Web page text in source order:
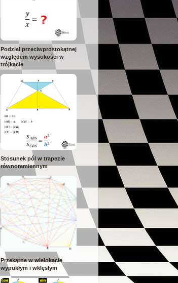
Podział przeciwprostokątnej
względem wysokości w
trójkącie
Stosunek pól w trapezie
równoramiennym
Przekątne w wielokącie
wypukłym i wklęsłym